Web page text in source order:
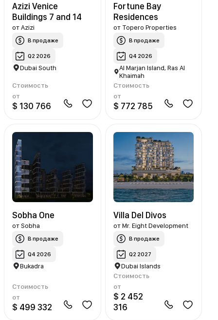
Azizi Venice
Buildings 7 and 14
отAzizi
В продаже
Q2 2026
Dubai South
Стоимость
от
$ 130 766
Fortune Bay
Residences
от Topero Properties
В продаже
Q4 2026
Al Marjan Island, Ras Al
Khaimah
Стоимость
от
$ 772 785
Sobha One
отSobha
В продаже
Q4 2026
Bukadra
Стоимость
от
$ 499 332
Villa Del Divos
от Mr. Eight Development
В продаже
Q2 2027
Dubai Islands
Стоимость
от
$ 2 452
316